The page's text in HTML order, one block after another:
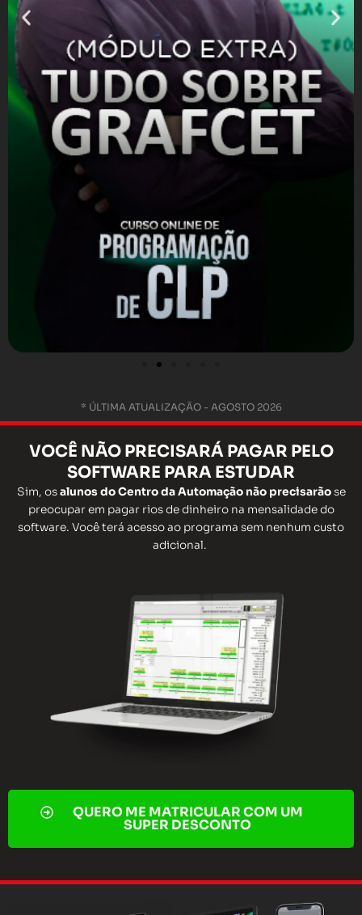
* ÚLTIMA ATUALIZAÇÃO - AGOSTO 2026
VOCÊ NÃOPRECISARÁ PAGAR PELO
SOFTWARE PARA ESTUDAR
Sim, osalunos do Centro da Automação não precisarãose
preocupar em pagar rios de dinheiro na mensalidade do
software. Você terá acesso ao programa sem nenhum custo
adicional.
QUERO ME MATRICULAR COM UM
SUPER DESCONTO